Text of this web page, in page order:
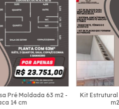
Pré Moldada 63 m2 -
14 cm
Kit